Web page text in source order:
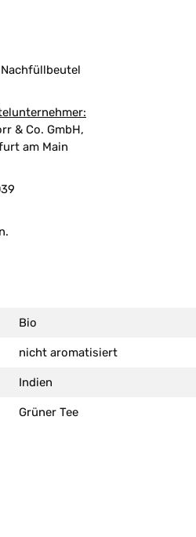
& Co. GmbH,
am Main
Bio
nicht aromatisiert
Indien
Grüner Tee